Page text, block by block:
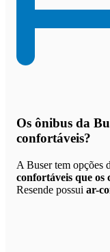
Os ônibus da
confortáveis?
A Buser tem opções
confortáveis que os
Resende possui ar-